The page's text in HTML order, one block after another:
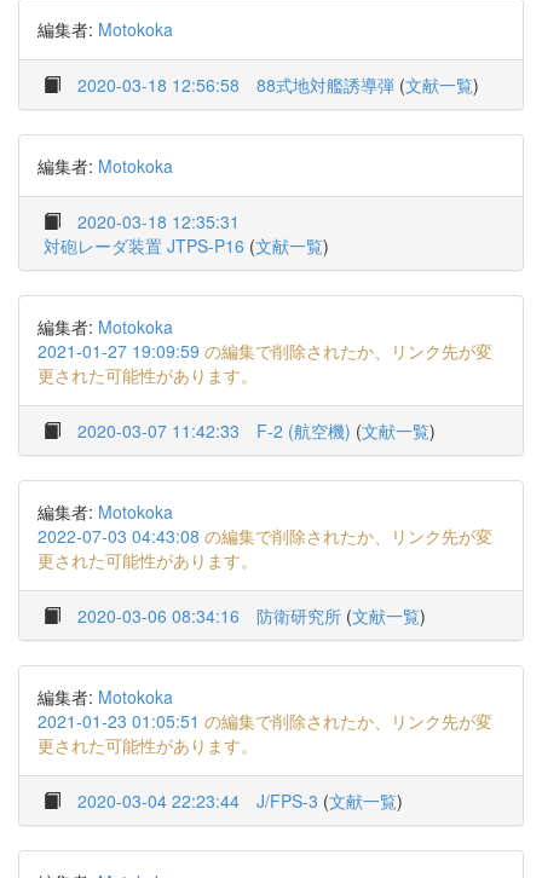
編集者: Motokoka
2020-03-18 12:56:58 88式地対艦誘導弾 (文献一覧)
編集者: Motokoka
2020-03-18 12:35:31
対砲レーダ装置 JTPS-P16 (文献一覧)
編集者: Motokoka
2021-01-27 19:09:59 の編集で削除されたか、リンク先が変
更された可能性があります。
2020-03-07 11:42:33 F-2 (航空機) (文献一覧)
編集者: Motokoka
2022-07-03 04:43:08 の編集で削除されたか、リンク先が変
更された可能性があります。
2020-03-06 08:34:16 防衛研究所 (文献一覧)
編集者: Motokoka
2021-01-23 01:05:51 の編集で削除されたか、リンク先が変
更された可能性があります。
2020-03-04 22:23:44 J/FPS-3 (文献一覧)